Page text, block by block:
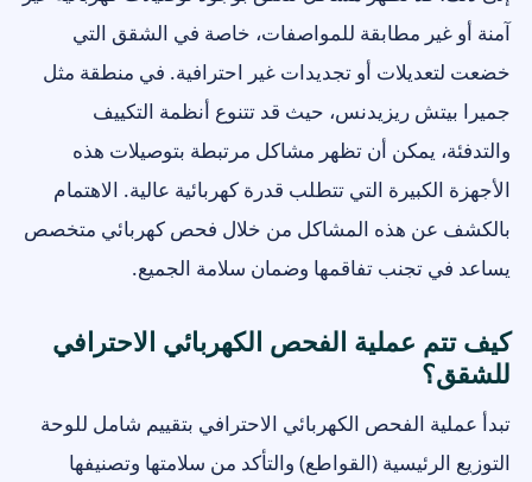
آمنة أو غير مطابقة للمواصفات، خاصة في الشقق التي
خضعت لتعديلات أو تجديدات غير احترافية. في منطقة مثل
جميرا بيتش ريزيدنس، حيث قد تتنوع أنظمة التكييف
والتدفئة، يمكن أن تظهر مشاكل مرتبطة بتوصيلات هذه
الأجهزة الكبيرة التي تتطلب قدرة كهربائية عالية. الاهتمام
بالكشف عن هذه المشاكل من خلال فحص كهربائي متخصص
يساعد في تجنب تفاقمها وضمان سلامة الجميع.
كيف تتم عملية الفحص الكهربائي الاحترافي
للشقق؟
تبدأ عملية الفحص الكهربائي الاحترافي بتقييم شامل للوحة
التوزيع الرئيسية (القواطع) والتأكد من سلامتها وتصنيفها